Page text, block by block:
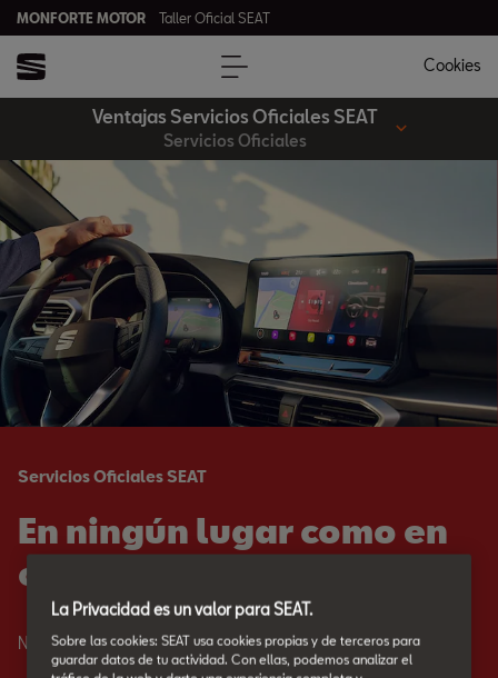
MONFORTE MOTOR Taller Oficial SEAT
Cookies
Ventajas Servicios Oficiales SEAT
Servicios Oficiales
Servicios Oficiales SEAT
En ningún lugar como en
casa.
Nadie como SEAT para cuidar de tu SEAT.
La Privacidad es un valor para SEAT.
Sobre las cookies: SEAT usa cookies propias y de terceros para
guardar datos de tu actividad. Con ellas, podemos analizar el